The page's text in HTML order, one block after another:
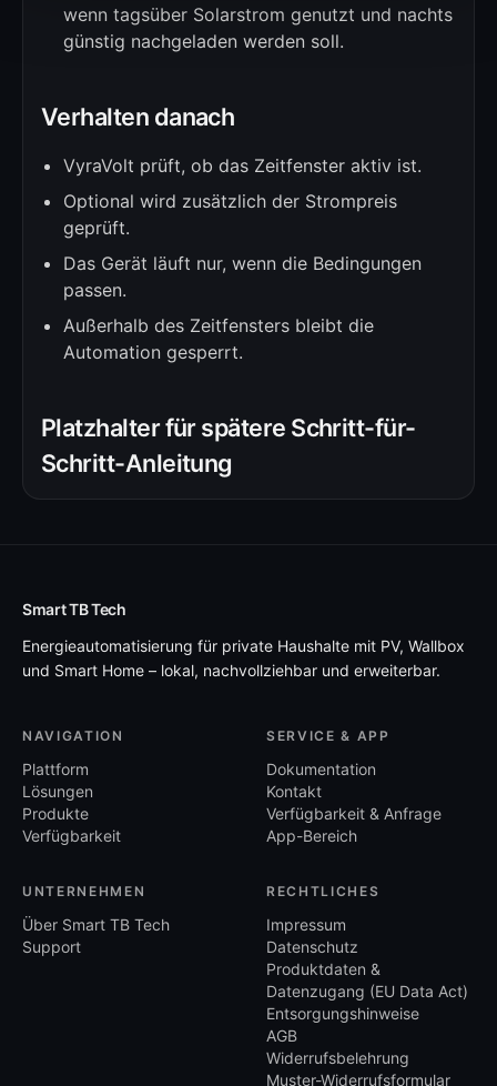
wenn tagsüber Solarstrom genutzt und nachts
günstig nachgeladen werden soll.
Verhalten danach
VyraVolt prüft, ob das Zeitfenster aktiv ist.
Optional wird zusätzlich der Strompreis
geprüft.
Das Gerät läuft nur, wenn die Bedingungen
passen.
Außerhalb des Zeitfensters bleibt die
Automation gesperrt.
Platzhalter für spätere Schritt-für-
Schritt-Anleitung
Smart TB Tech
Energieautomatisierung für private Haushalte mit PV, Wallbox
und Smart Home – lokal, nachvollziehbar und erweiterbar.
NAVIGATION
Plattform
Lösungen
Produkte
Verfügbarkeit
SERVICE & APP
Dokumentation
Kontakt
Verfügbarkeit & Anfrage
App-Bereich
UNTERNEHMEN
Über Smart TB Tech
Support
RECHTLICHES
Impressum
Datenschutz
Produktdaten &
Datenzugang (EU Data Act)
Entsorgungshinweise
AGB
Widerrufsbelehrung
Muster-Widerrufsformular